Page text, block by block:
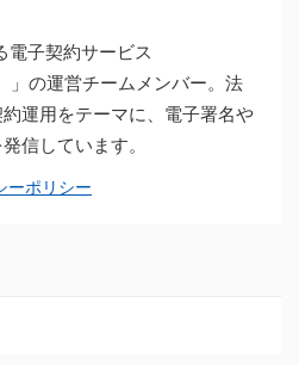
電子契約サービス
」の運営チームメンバー。法
運用をテーマに、電子署名や
信しています。
ーポリシー